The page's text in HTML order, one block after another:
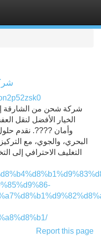
شركة شحن من الشارقة
الخيار الأفضل لنقل
وأمان ????. نقدم
البحري، والجوي، مع
التغليف الاحترافي إلى
Report this page